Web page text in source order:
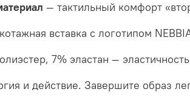
— тактильный комфорт
вставка с логотипом
7% эластан —
и действие. Завершите образ